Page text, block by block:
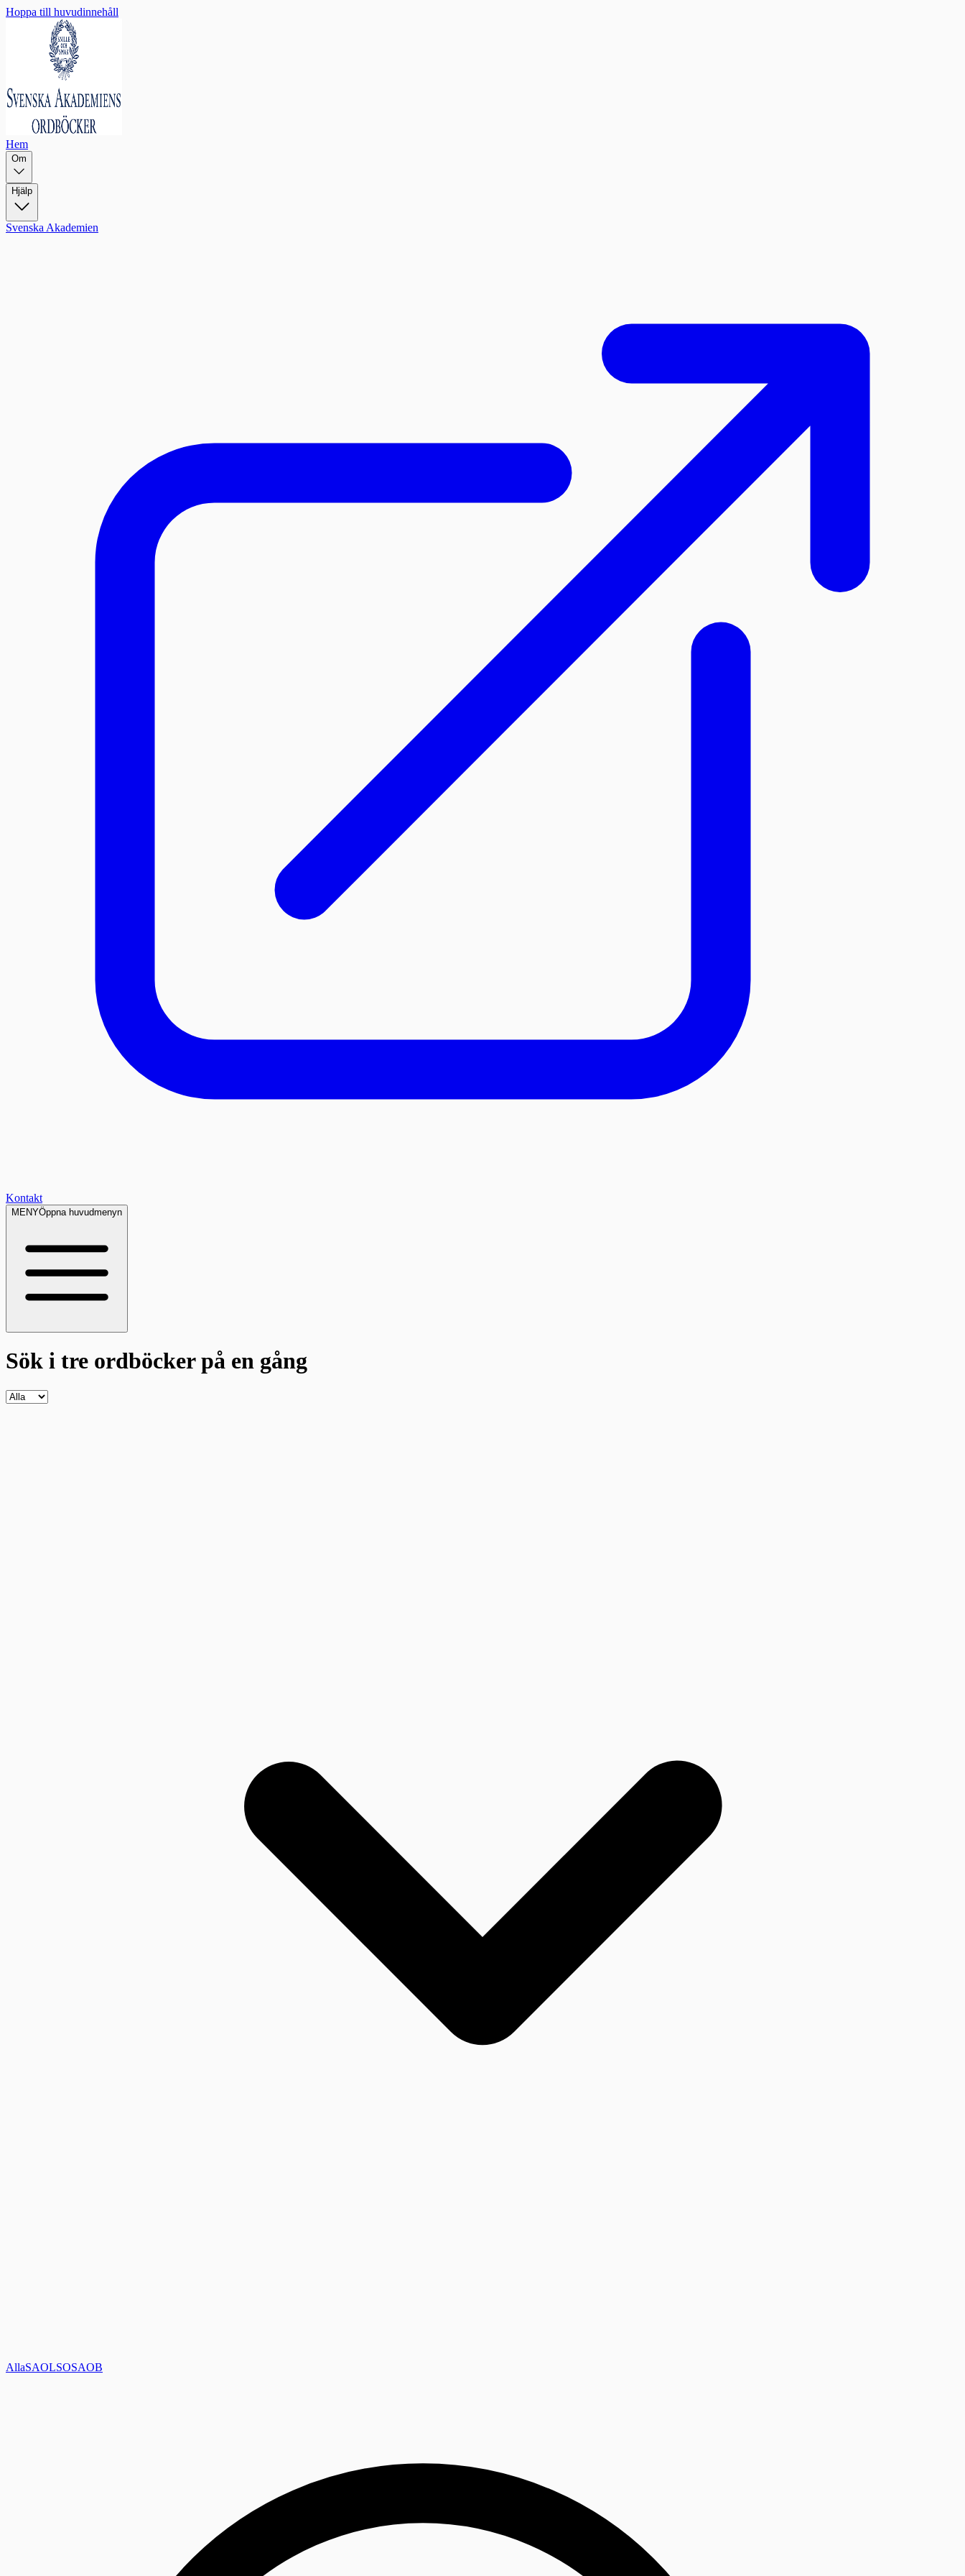
Hoppa till huvudinnehåll
Hem
Om
Hjälp
Svenska Akademien
Kontakt
MENYÖppna huvudmenyn
Sök i tre ordböckerpå en gång
AllaSAOLSOSAOB